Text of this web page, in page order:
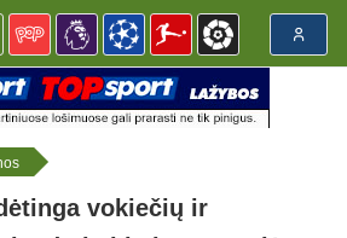
vokiečių ir